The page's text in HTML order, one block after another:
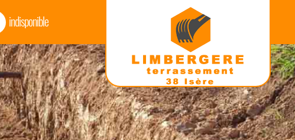
indisponible